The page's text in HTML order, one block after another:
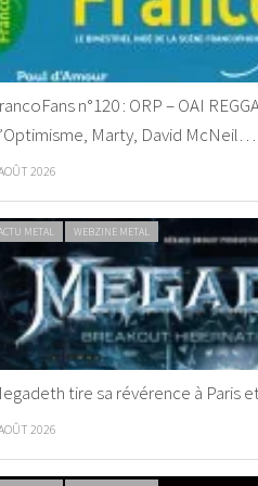
n°120 : ORP – OAI
Marty, David McNeil…
2026
METAL WEBZINE METAL
tire sa révérence à Paris
2026